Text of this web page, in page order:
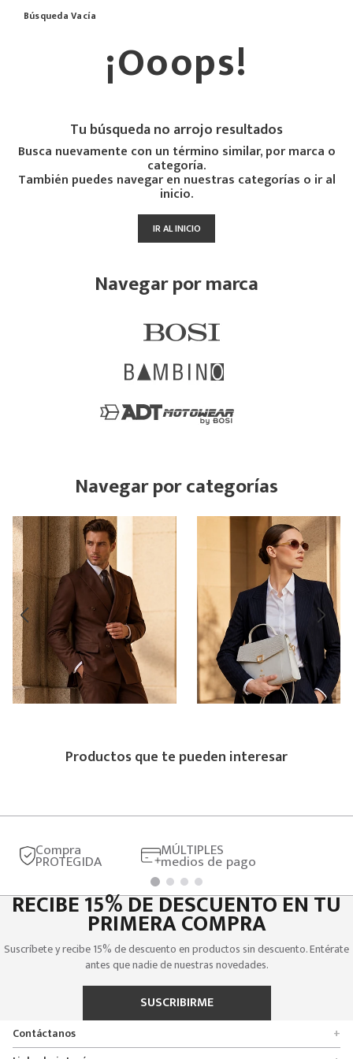
Búsqueda Vacía
¡Ooops!
Tu búsqueda no arrojo resultados
Busca nuevamente con un término similar, por marca o
categoría.
También puedes navegar en nuestras categorías o ir al
inicio.
IR AL INICIO
Navegar por marca
Navegar por categorías
Productos que te pueden interesar
$249
Compra
PROTEGIDA
MÚLTIPLES
medios de pago
RECIBE 15% DE DESCUENTO EN TU
PRIMERA COMPRA
Suscríbete y recibe 15% de descuento en productos sin descuento. Entérate